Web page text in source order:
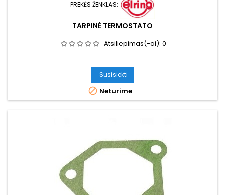
PREKĖS ŽENKLAS:
TARPINĖ TERMOSTATO
Atsiliepimas(-ai): 0
Susisiekti
 Neturime